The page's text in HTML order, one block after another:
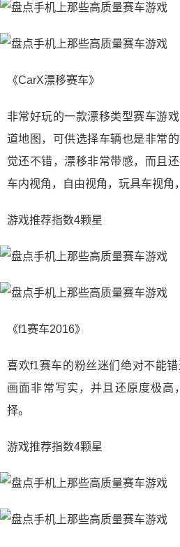
《CarX漂移赛车》
非常好玩的一款漂移类型赛车游
道地图，可供选择车辆也是非常
觉还不错，漂移非常带感，而且
车内视角，自由视角，玩具车视角
游戏推荐指数4颗星
《f1赛车2016》
喜欢f1赛车的粉丝迷们绝对不能
画面非常写实，并且还原度极高
择。
游戏推荐指数4颗星